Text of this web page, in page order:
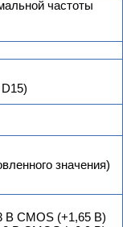
частоты
значения)
В CMOS (+1,65 В)